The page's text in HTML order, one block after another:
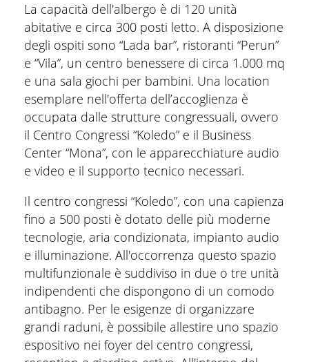
La capacità dell'albergo è di 120 unità
abitative e circa 300 posti letto. A disposizione
degli ospiti sono “Lada bar”, ristoranti “Perun”
e “Vila”, un centro benessere di circa 1.000 mq
e una sala giochi per bambini. Una location
esemplare nell'offerta dell’accoglienza è
occupata dalle strutture congressuali, ovvero
il Centro Congressi “Koledo” e il Business
Center “Mona”, con le apparecchiature audio
e video e il supporto tecnico necessari.
Il centro congressi “Koledo”, con una capienza
fino a 500 posti è dotato delle più moderne
tecnologie, aria condizionata, impianto audio
e illuminazione. All'occorrenza questo spazio
multifunzionale è suddiviso in due o tre unità
indipendenti che dispongono di un comodo
antibagno. Per le esigenze di organizzare
grandi raduni, è possibile allestire uno spazio
espositivo nei foyer del centro congressi,